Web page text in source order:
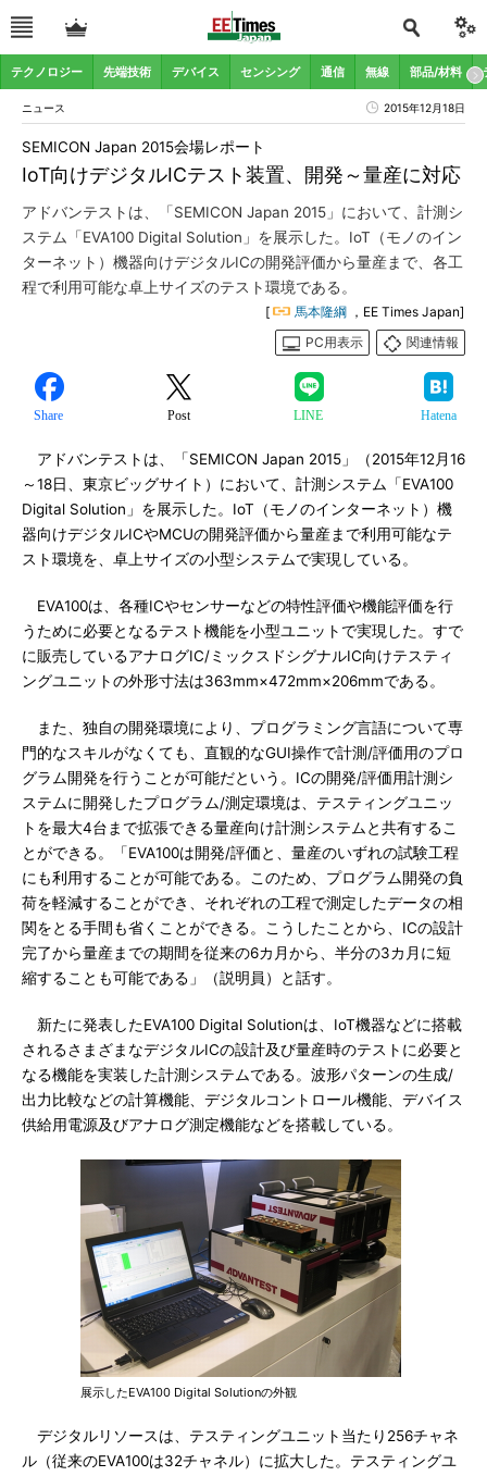
テクノロジー 先端技術 デバイス センシング 通信 無線 部品/材料
ニュース 2015年12月18日
IoT向けデジタルICテスト装置、開発～量産に対応
SEMICON Japan 2015会場レポート
アドバンテストは、「SEMICON Japan 2015」において、計測シ
ステム「EVA100 Digital Solution」を展示した。IoT（モノのイン
ターネット）機器向けデジタルICの開発評価から量産まで、各工
程で利用可能な卓上サイズのテスト環境である。
[ 馬本隆綱 ，EE Times Japan]
PC用表示
関連情報
Share Post LINE Hatena
アドバンテストは、「SEMICON Japan 2015」（2015年12月16
～18日、東京ビッグサイト）において、計測システム「EVA100
Digital Solution」を展示した。IoT（モノのインターネット）機
器向けデジタルICやMCUの開発評価から量産まで利用可能なテ
スト環境を、卓上サイズの小型システムで実現している。
EVA100は、各種ICやセンサーなどの特性評価や機能評価を行
うために必要となるテスト機能を小型ユニットで実現した。すで
に販売しているアナログIC/ミックスドシグナルIC向けテスティ
ングユニットの外形寸法は363mm×472mm×206mmである。
また、独自の開発環境により、プログラミング言語について専
門的なスキルがなくても、直観的なGUI操作で計測/評価用のプロ
グラム開発を行うことが可能だという。ICの開発/評価用計測シ
ステムに開発したプログラム/測定環境は、テスティングユニッ
トを最大4台まで拡張できる量産向け計測システムと共有するこ
とができる。「EVA100は開発/評価と、量産のいずれの試験工程
にも利用することが可能である。このため、プログラム開発の負
荷を軽減することができ、それぞれの工程で測定したデータの相
関をとる手間も省くことができる。こうしたことから、ICの設計
完了から量産までの期間を従来の6カ月から、半分の3カ月に短
縮することも可能である」（説明員）と話す。
新たに発表したEVA100 Digital Solutionは、IoT機器などに搭載
されるさまざまなデジタルICの設計及び量産時のテストに必要と
なる機能を実装した計測システムである。波形パターンの生成/
出力比較などの計算機能、デジタルコントロール機能、デバイス
供給用電源及びアナログ測定機能などを搭載している。
展示したEVA100 Digital Solutionの外観
デジタルリソースは、テスティングユニット当たり256チャネ
ル（従来のEVA100は32チャネル）に拡大した。テスティングユ